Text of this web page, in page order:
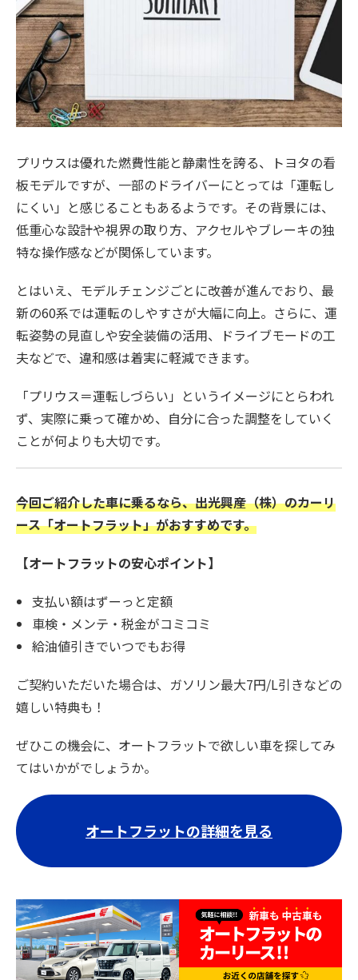
プリウスは優れた燃費性能と静粛性を誇る、トヨタの看
板モデルですが、一部のドライバーにとっては「運転し
にくい」と感じることもあるようです。その背景には、
低重心な設計や視界の取り方、アクセルやブレーキの独
特な操作感などが関係しています。
とはいえ、モデルチェンジごとに改善が進んでおり、最
新の60系では運転のしやすさが大幅に向上。さらに、運
転姿勢の見直しや安全装備の活用、ドライブモードの工
夫などで、違和感は着実に軽減できます。
「プリウス＝運転しづらい」というイメージにとらわれ
ず、実際に乗って確かめ、自分に合った調整をしていく
ことが何よりも大切です。
今回ご紹介した車に乗るなら、出光興産（株）のカーリ
ース「オートフラット」がおすすめです。
【オートフラットの安心ポイント】
支払い額はずーっと定額
車検・メンテ・税金がコミコミ
給油値引きでいつでもお得
ご契約いただいた場合は、ガソリン最大7円/L引きなどの
嬉しい特典も！
ぜひこの機会に、オートフラットで欲しい車を探してみ
てはいかがでしょうか。
オートフラットの詳細を見る